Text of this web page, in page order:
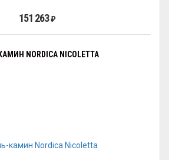
151 263₽
NORDICA NICOLETTA